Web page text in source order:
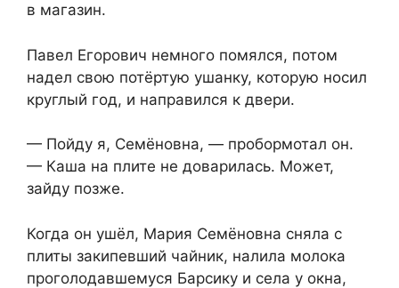
в магазин.
Павел Егорович немного помялся, потом
надел свою потёртую ушанку, которую носил
круглый год, и направился к двери.
— Пойду я, Семёновна, — пробормотал он.
— Каша на плите не доварилась. Может,
зайду позже.
Когда он ушёл, Мария Семёновна сняла с
плиты закипевший чайник, налила молока
проголодавшемуся Барсику и села у окна,